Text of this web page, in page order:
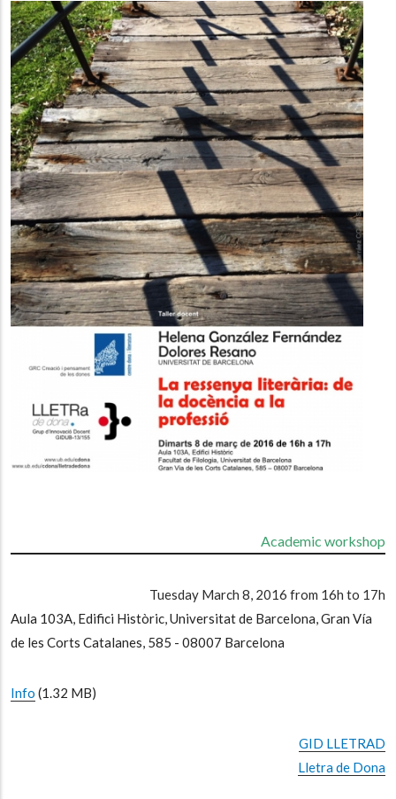
Academic workshop
Tuesday March 8, 2016 from 16h to 17h
Aula 103A, Edifici Històric, Universitat de Barcelona, Gran Vía
de les Corts Catalanes, 585 - 08007 Barcelona
Info (1.32 MB)
GID LLETRAD
Lletra de Dona